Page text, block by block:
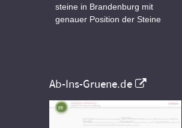
steine in Brandenburg mit
genauer Position der Steine
Ab-Ins-Gruene.de